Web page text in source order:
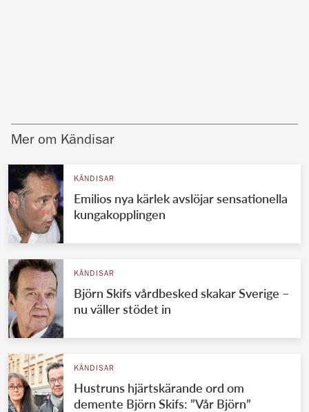
Mer om Kändisar
KÄNDISAR
Emilios nya kärlek avslöjar sensationella
kungakopplingen
KÄNDISAR
Björn Skifs vårdbesked skakar Sverige –
nu väller stödet in
KÄNDISAR
Hustruns hjärtskärande ord om
demente Björn Skifs: ”Vår Björn”